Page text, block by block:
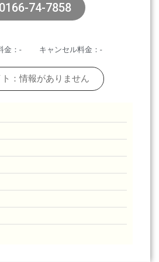
0166-74-7858
金：- キャンセル料金：-
：情報がありません